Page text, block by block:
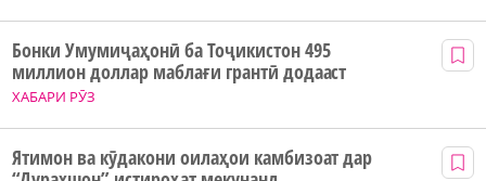
ХАБАРИ РӮЗ
Бонки Умумиҷаҳонӣ ба Тоҷикистон 495
миллион доллар маблағи грантӣ додааст
Ятимон ва кӯдакони оилаҳои камбизоат дар